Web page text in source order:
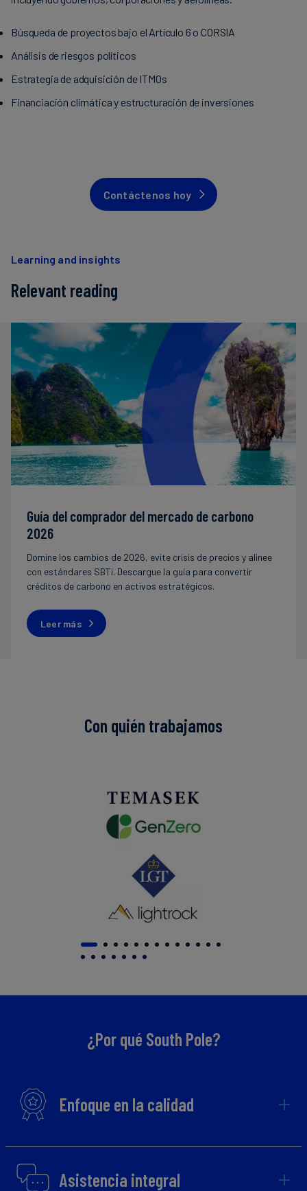
Búsqueda de proyectos bajo el Artículo 6 o CORSIA
Análisis de riesgos políticos
Estrategia de adquisición de ITMOs
Financiación climática y estructuración de inversiones
Contáctenos hoy
Learning and insights
Relevant reading
Guía del comprador del mercado de carbono
2026
Domine los cambios de 2026, evite crisis de precios y alinee
con estándares SBTi. Descargue la guía para convertir
créditos de carbono en activos estratégicos.
Leer más
Con quién trabajamos
¿Por qué South Pole?
Enfoque en la calidad
Asistencia integral